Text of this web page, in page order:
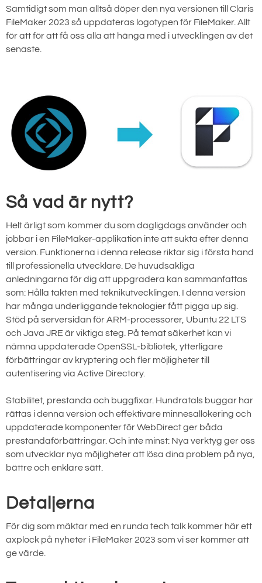
Samtidigt som man alltså döper den nya versionen till Claris
FileMaker 2023 så uppdateras logotypen för FileMaker. Allt
för att för att få oss alla att hänga med i utvecklingen av det
senaste.
Så vad är nytt?
Helt ärligt som kommer du som dagligdags använder och
jobbar i en FileMaker-applikation inte att sukta efter denna
version. Funktionerna i denna release riktar sig i första hand
till professionella utvecklare. De huvudsakliga
anledningarna för dig att uppgradera kan sammanfattas
som: Hålla takten med teknikutvecklingen. I denna version
har många underliggande teknologier fått pigga up sig.
Stöd på serversidan för ARM-processorer, Ubuntu 22 LTS
och Java JRE är viktiga steg. På temat säkerhet kan vi
nämna uppdaterade OpenSSL-bibliotek, ytterligare
förbättringar av kryptering och fler möjligheter till
autentisering via Active Directory.
Stabilitet, prestanda och buggfixar. Hundratals buggar har
rättas i denna version och effektivare minnesallokering och
uppdaterade komponenter för WebDirect ger båda
prestandaförbättringar. Och inte minst: Nya verktyg ger oss
som utvecklar nya möjligheter att lösa dina problem på nya,
bättre och enklare sätt.
Detaljerna
För dig som mäktar med en runda tech talk kommer här ett
axplock på nyheter i FileMaker 2023 som vi ser kommer att
ge värde.